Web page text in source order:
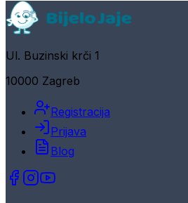
Ul. Buzinski krči 1
10000 Zagreb
Registracija
Prijava
Blog